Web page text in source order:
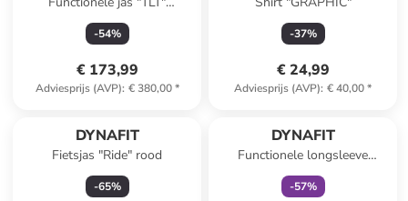
donkerblauw/lichtroze
-54%
€ 173,99
Adviesprijs (AVP): € 380,00*
-37%
€ 24,99
Adviesprijs (AVP): € 40,00*
DYNAFIT
Fietsjas "Ride" rood
-65%
DYNAFIT
Functionele longsleeve
"TRAVERSE S-TECH"
bordeaux/donkerblauw
-57%